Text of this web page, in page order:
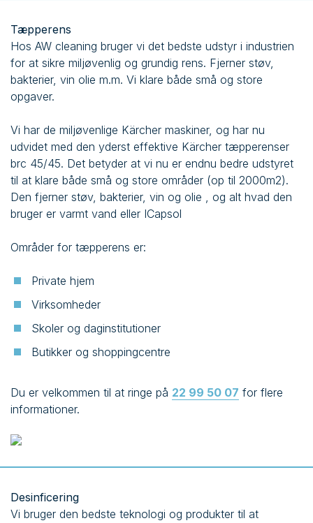
Tæpperens
Hos AW cleaning bruger vi det bedste udstyr i industrien
for at sikre miljøvenlig og grundig rens. Fjerner støv,
bakterier, vin olie m.m. Vi klare både små og store
opgaver.
Vi har de miljøvenlige Kärcher maskiner, og har nu
udvidet med den yderst effektive Kärcher tæpperenser
brc 45/45. Det betyder at vi nu er endnu bedre udstyret
til at klare både små og store områder (op til 2000m2).
Den fjerner støv, bakterier, vin og olie , og alt hvad den
bruger er varmt vand eller ICapsol
Områder for tæpperens er:
Private hjem
Virksomheder
Skoler og daginstitutioner
Butikker og shoppingcentre
Du er velkommen til at ringe på 22 99 50 07 for flere
informationer.
Desinficering
Vi bruger den bedste teknologi og produkter til at